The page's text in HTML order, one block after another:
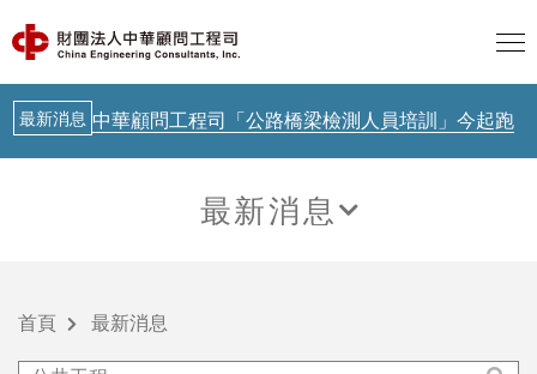
AI新知 聯合國示警：AI治理落後Agent時代
最新消息 中華顧問工程司「公路橋梁檢測人員培訓」今起跑
最新消息 中華顧問工程司「公路橋梁檢測人員培訓」今起跑
最新消息
首頁
最新消息